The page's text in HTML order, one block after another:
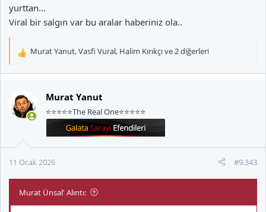
yurttan...
Viral bir salgın var bu aralar haberiniz ola..
T
i
l
Murat Yanut,Vasfi Vural, Halim Kırıkçıve 2 diğerleri
Murat Yanut
⭐⭐⭐⭐⭐The Real One⭐⭐⭐⭐⭐
11 Ocak 2026 #9.343
Murat Ünsal' Alıntı: